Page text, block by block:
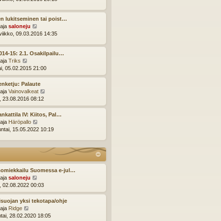
s
i
t
ä
u
i
v
s
t
i
lukitseminen tai poist…
saloneju
ä
t
ä
u
s
i
n
v
i
e
t
09.03.2016 14:35
15: 2.1. Osakilpailu…
Triks
ä
y
t
ä
u
u
s
i
n
i
e
t
i
05.02.2015 21:00
Palaute
Vainovalkeat
y
u
v
i
t
i
23.08.2016 08:12
IV: Kiitos, Pal…
Häröpallo
ä
ä
u
s
n
v
i
s
15.05.2022 10:19
Suomessa e-jul…
saloneju
ä
y
t
u
02.08.2022 00:03
yksi tekotapa/ohje
Ridge
ä
28.02.2020 18:05